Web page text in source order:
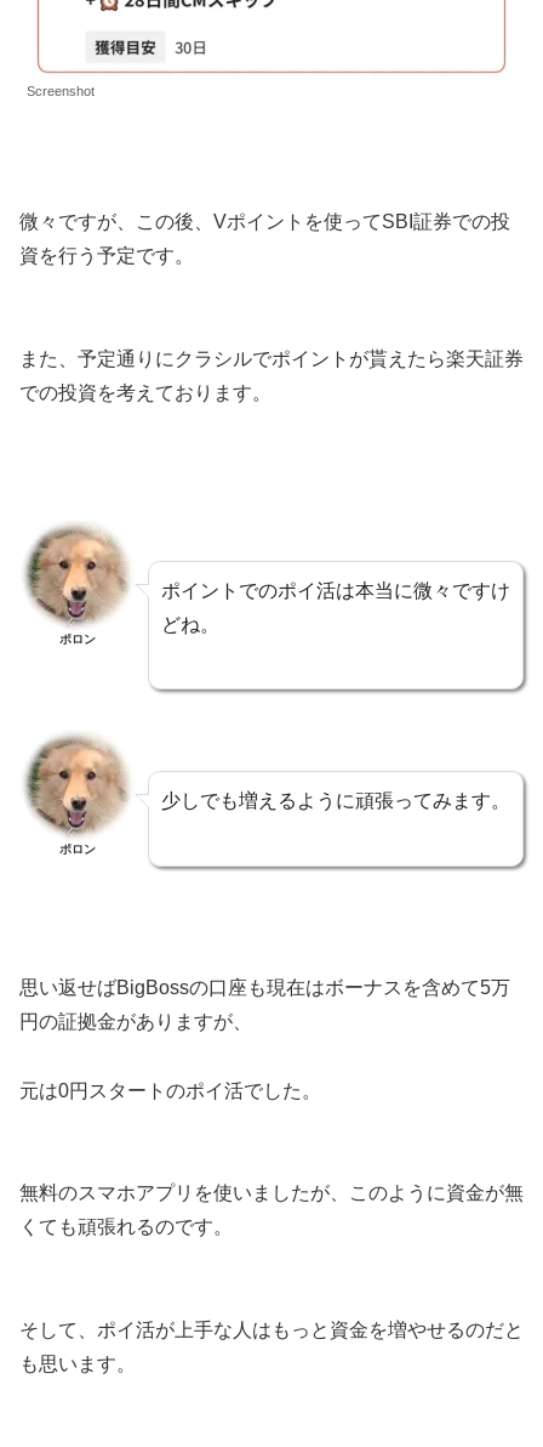
Screenshot
微々ですが、この後、Vポイントを使ってSBI証券での投
資を行う予定です。
また、予定通りにクラシルでポイントが貰えたら楽天証券
での投資を考えております。
ポロン
ポイントでのポイ活は本当に微々ですけ
どね。
ポロン
少しでも増えるように頑張ってみます。
思い返せばBigBossの口座も現在はボーナスを含めて5万
円の証拠金がありますが、
元は0円スタートのポイ活でした。
無料のスマホアプリを使いましたが、このように資金が無
くても頑張れるのです。
そして、ポイ活が上手な人はもっと資金を増やせるのだと
も思います。